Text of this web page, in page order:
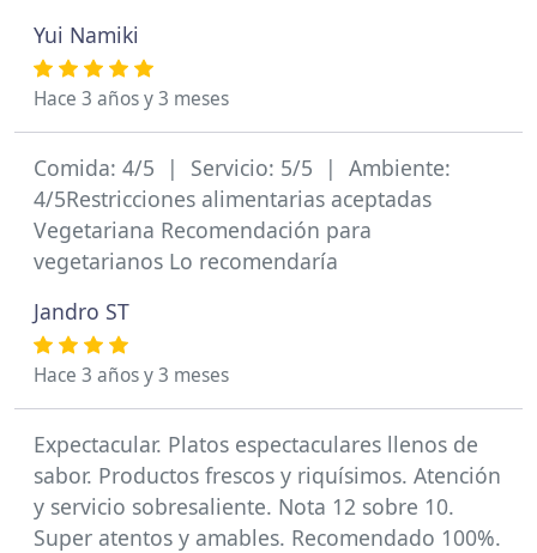
Yui Namiki
Hace 3 años y 3 meses
Comida: 4/5 | Servicio: 5/5 | Ambiente:
4/5Restricciones alimentarias aceptadas
Vegetariana Recomendación para
vegetarianos Lo recomendaría
Jandro ST
Hace 3 años y 3 meses
Expectacular. Platos espectaculares llenos de
sabor. Productos frescos y riquísimos. Atención
y servicio sobresaliente. Nota 12 sobre 10.
Super atentos y amables. Recomendado 100%.